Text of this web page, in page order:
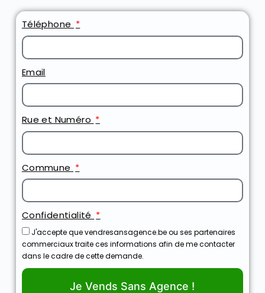
Téléphone
Email
Rue et Numéro
Commune
Confidentialité
J'accepte que vendresansagence.be ou ses partenaires
commerciaux traite ces informations afin de me contacter
dans le cadre de cette demande.
Je Vends Sans Agence !